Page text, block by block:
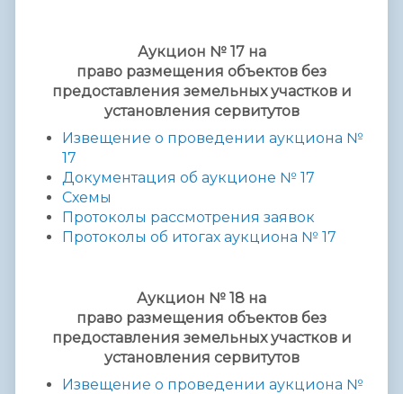
Аукцион № 17 на
право размещения объектов без
предоставления земельных участков и
установления сервитутов
Извещение о проведении аукциона №
17
Документация об аукционе № 17
Схемы
Протоколы рассмотрения заявок
Протоколы об итогах аукциона № 17
Аукцион № 18 на
право размещения объектов без
предоставления земельных участков и
установления сервитутов
Извещение о проведении аукциона №